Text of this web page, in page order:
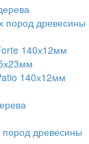
пород древесины
140х12мм
140х12мм
древесины